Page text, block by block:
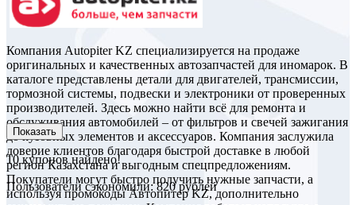
Компания Autopiter KZ специализируется на продаже
оригинальных и качественных автозапчастей для иномарок. В
каталоге представлены детали для двигателей, трансмиссии,
тормозной системы, подвески и электроники от проверенных
производителей. Здесь можно найти всё для ремонта и
обслуживания автомобилей – от фильтров и свечей зажигания
до кузовных элементов и аксессуаров. Компания заслужила
доверие клиентов благодаря быстрой доставке в любой
регион Казахстана и выгодным спецпредложениям.
Покупатели могут быстро получить нужные запчасти, а
используя промокоды Автопитер KZ, дополнительно
Показать
10купонов найдено!
Пользователи сэкономили: 820 рублей